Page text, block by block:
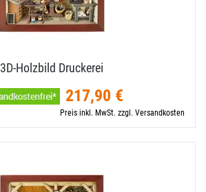
3D-​Holzbild Druckerei
217,90 €
Preis inkl. MwSt. zzgl. Versandkosten